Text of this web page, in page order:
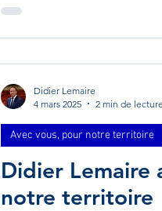
Didier Lemaire
notre territoire
Avec vous, pour notre territoire
Didier Lemaire
4 mars 2025
2 min de lecture